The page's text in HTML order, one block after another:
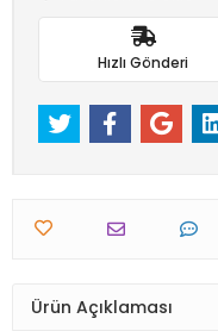
Hızlı Gönderi
Ürün Açıklaması